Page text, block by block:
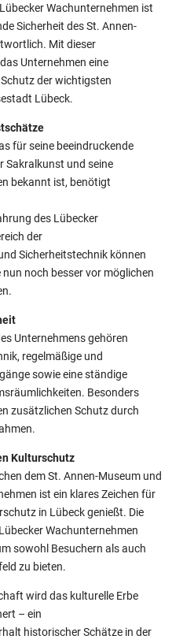
Wachunternehmen ist
Sicherheit des St. Annen-
Mit dieser
Unternehmen eine
der wichtigsten
Lübeck.
für seine beeindruckende
Sakralkunst und seine
bekannt ist, benötigt
des Lübecker
der
Sicherheitstechnik können
noch besser vor möglichen
Unternehmens gehören
regelmäßige und
sowie eine ständige
Besonders
zusätzlichen Schutz durch
Kulturschutz
dem St. Annen-Museum und
ist ein klares Zeichen für
in Lübeck genießt. Die
Wachunternehmen
sowohl Besuchern als auch
zu bieten.
wird das kulturelle Erbe
– ein
historischer Schätze in der